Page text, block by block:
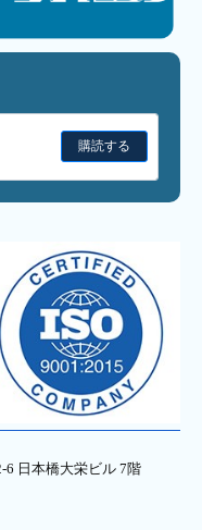
購読する
6 日本橋大栄ビル 7階